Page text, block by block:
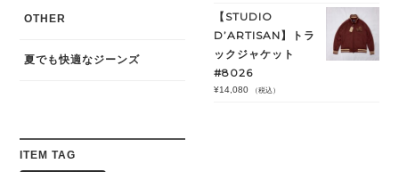
OTHER
夏でも快適なジーンズ
【STUDIO
D’ARTISAN】トラ
ックジャケット
#8026
¥14,080 （税込）
ITEM TAG